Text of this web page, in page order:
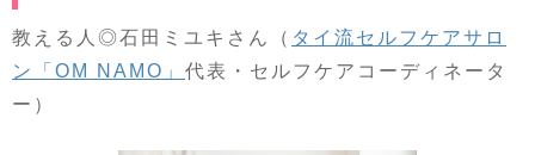
教える人◎石田ミユキさん（ タイ流セルフケアサロ
ン「OM NAMO」 代表・セルフケアコーディネータ
ー）